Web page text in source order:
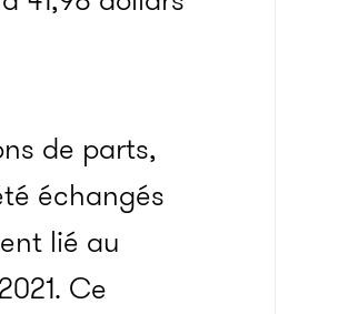
de parts,
échangés
lié au
Ce